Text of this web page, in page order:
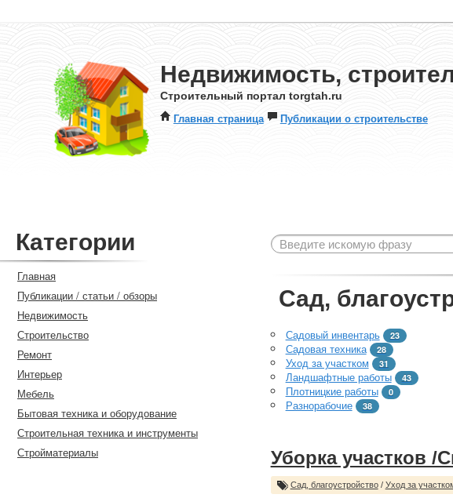
Недвижимость,
Строительный портал torgtah.ru
Главная страница Публикации о строительстве
Категории
Главная
Публикации / статьи / обзоры
Недвижимость
Строительство
Ремонт
Интерьер
Мебель
Бытовая техника и оборудование
Строительная техника и инструменты
Стройматериалы
Сад,
Садовый инвентарь 23
Садовая техника 28
Уход за участком 31
Ландшафтные работы 43
Плотницкие работы 0
Разнорабочие 38
Уборка участков
Сад, благоустройство/ Уход за